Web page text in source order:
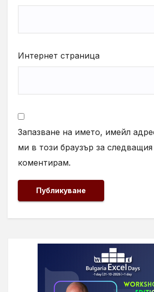
Интернет страница
Запазване на името, имейл
ми в този браузър за следващия
коментирам.